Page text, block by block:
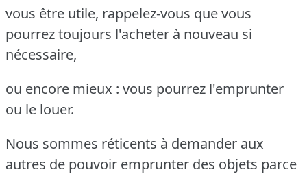
vous être utile, rappelez-vous que vous
pourrez toujours l'acheter à nouveau si
nécessaire,
ou encore mieux : vous pourrez l'emprunter
ou le louer.
Nous sommes réticents à demander aux
autres de pouvoir emprunter des objets parce